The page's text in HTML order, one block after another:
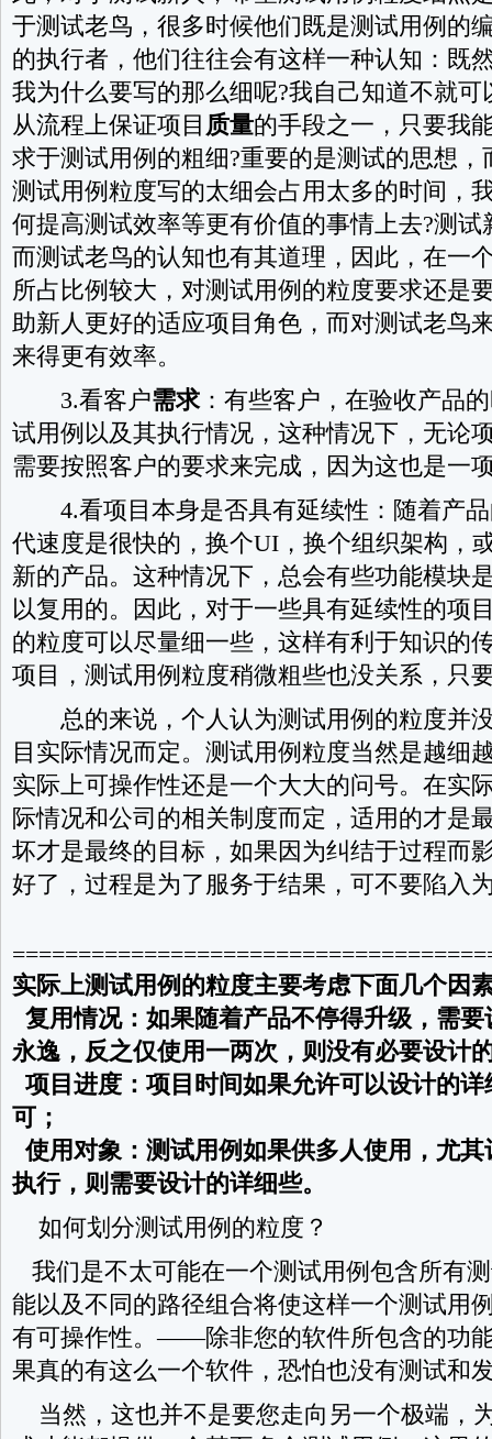
于测试老鸟，很多时候他们既是测试用例的
的执行者，他们往往会有这样一种认知：既
我为什么要写的那么细呢?我自己知道不就可
从流程上保证项目 质量的手段之一，只要我
求于测试用例的粗细?重要的是测试的思想
测试用例粒度写的太细会占用太多的时间，
何提高测试效率等更有价值的事情上去?测
而测试老鸟的认知也有其道理，因此，在一
所占比例较大，对测试用例的粒度要求还是
助新人更好的适应项目角色，而对测试老鸟
来得更有效率。
3.看客户需求：有些客户，在验收产品
试用例以及其执行情况，这种情况下，无论
需要按照客户的要求来完成，因为这也是一
4.看项目本身是否具有延续性：随着产品
代速度是很快的，换个UI，换个组织架构，
新的产品。这种情况下，总会有些功能模块
以复用的。因此，对于一些具有延续性的项
的粒度可以尽量细一些，这样有利于知识的
项目，测试用例粒度稍微粗些也没关系，只
总的来说，个人认为测试用例的粒度并
目实际情况而定。测试用例粒度当然是越细
实际上可操作性还是一个大大的问号。在实
际情况和公司的相关制度而定，适用的才是
坏才是最终的目标，如果因为纠结于过程而
好了，过程是为了服务于结果，可不要陷入
实际上测试用例的粒度主要考虑下面几个因
复用情况：如果随着产品不停得升级，需
永逸，反之仅使用一两次，则没有必要设计
项目进度：项目时间如果允许可以设计的
可；
使用对象：测试用例如果供多人使用，尤
执行，则需要设计的详细些。
如何划分测试用例的粒度？
我们是不太可能在一个测试用例包含所有
能以及不同的路径组合将使这样一个测试用
有可操作性。——除非您的软件所包含的功
果真的有这么一个软件，恐怕也没有测试和
当然，这也并不是要您走向另一个极端，